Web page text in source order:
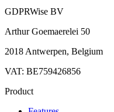
GDPRWise BV
Arthur Goemaerelei 50
2018 Antwerpen, Belgium
VAT: BE759426856
Product